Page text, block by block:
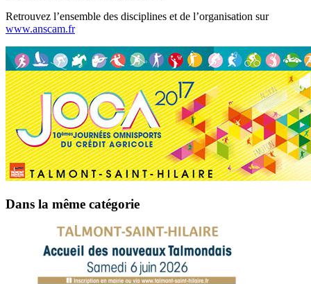
Retrouvez l’ensemble des disciplines et de l’organisation sur
www.anscam.fr
Dans la même catégorie